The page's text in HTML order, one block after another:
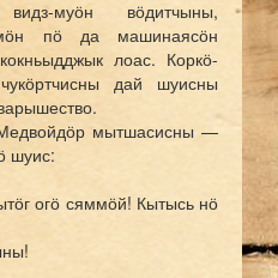
муӧн вӧдитчыны,
пӧ да машинаясӧн
лоас. Коркӧ-
дай шуисны
мытшасисны —
шуис:
огӧ сяммӧй! Кытысь нӧ